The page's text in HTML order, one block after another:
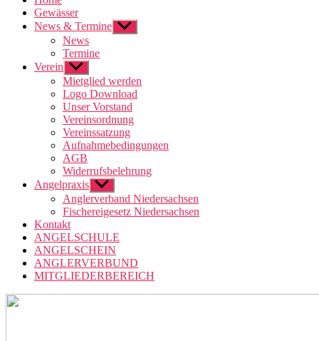
Gewässer
News & Termine Untermenü
anzeigen
News
Termine
Verein Untermenü
anzeigen
Mietglied werden
Logo Download
Unser Vorstand
Vereinsordnung
Vereinssatzung
Aufnahmebedingungen
AGB
Widerrufsbelehrung
Angelpraxis Untermenü
anzeigen
Anglerverband Niedersachsen
Fischereigesetz Niedersachsen
Kontakt
ANGELSCHULE
ANGELSCHEIN
ANGLERVERBUND
MITGLIEDERBEREICH